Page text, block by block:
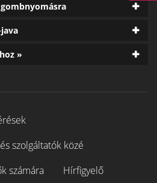
»
szolgáltatók közé
számára
Hírfigyelő